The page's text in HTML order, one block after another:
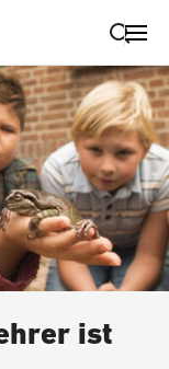
Suche schließen
ist